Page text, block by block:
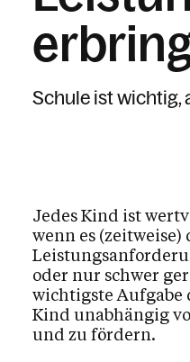
Familie
Frauen
LGBTQIA+
Kultur & Erbe
Ethik &
Schule ist wichtig,
Jedes Kind ist
wenn es (zeitweise)
oder nur schwer
wichtigste Aufgabe
Kind unabhängig
und zu fördern.